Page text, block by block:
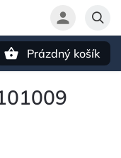
Prázdný košík